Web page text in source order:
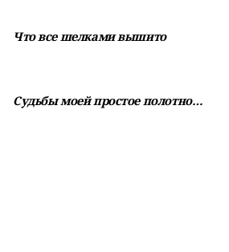
Что все шелками вышито
Судьбы моей простое полотно…